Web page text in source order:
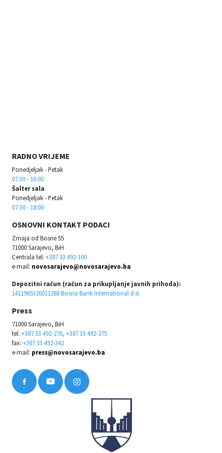
RADNO VRIJEME
Ponedjeljak - Petak
07:30 - 16:00
Šalter sala
Ponedjeljak - Petak
07:30 - 18:00
OSNOVNI KONTAKT PODACI
Zmaja od Bosne 55
71000 Sarajevo, BiH
Centrala tel: +387 33 492-100
e-mail: novosarajevo@novosarajevo.ba
Depozitni račun (račun za prikupljanje javnih prihoda):
1411965320011288 Bosna Bank International d.d.
Press
71000 Sarajevo, BiH
tel: +387 33 492-276, +387 33 492-275
fax: +387 33 492-342
e-mail: press@novosarajevo.ba